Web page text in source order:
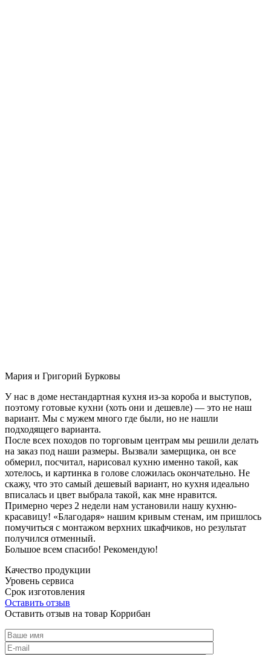
Мария и Григорий Бурковы
У нас в доме нестандартная кухня из-за короба и выступов,
поэтому готовые кухни (хоть они и дешевле) — это не наш
вариант. Мы с мужем много где были, но не нашли
подходящего варианта.
После всех походов по торговым центрам мы решили делать
на заказ под наши размеры. Вызвали замерщика, он все
обмерил, посчитал, нарисовал кухню именно такой, как
хотелось, и картинка в голове сложилась окончательно. Не
скажу, что это самый дешевый вариант, но кухня идеально
вписалась и цвет выбрала такой, как мне нравится.
Примерно через 2 недели нам установили нашу кухню-
красавицу! «Благодаря» нашим кривым стенам, им пришлось
помучиться с монтажом верхних шкафчиков, но результат
получился отменный.
Большое всем спасибо! Рекомендую!
Качество продукции
Уровень сервиса
Срок изготовления
Оставить отзыв
Оставить отзыв на товар Коррибан